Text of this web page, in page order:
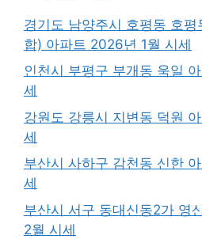
경기도 남양주시 호평동 호
합) 아파트 2026년 1월 시세
인천시 부평구 부개동 욱일
세
강원도 강릉시 지변동 덕원
세
부산시 사하구 감천동 신한
세
부산시 서구 동대신동2가 영
2월 시세